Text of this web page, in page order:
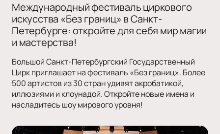
Международный фестиваль циркового
искусства «Без границ» в Санкт-
Петербурге: откройте для себя мир магии
и мастерства!
Большой Санкт-Петербургский Государственный
Цирк приглашает на фестиваль «Без границ». Более
500 артистов из 30 стран удивят акробатикой,
иллюзиями и клоунадой. Откройте новые имена и
насладитесь шоу мирового уровня!